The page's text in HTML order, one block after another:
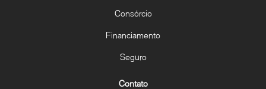
Consórcio
Financiamento
Seguro
Contato